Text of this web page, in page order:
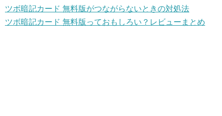
ツボ暗記カード 無料版がつながらないときの対処法
ツボ暗記カード 無料版っておもしろい？レビューまとめ